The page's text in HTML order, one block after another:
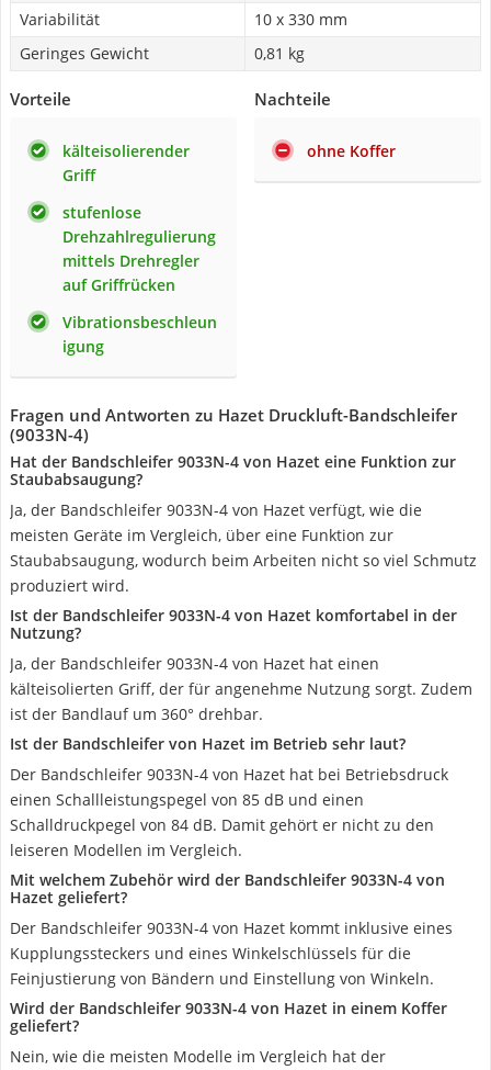
Variabilität
10 x 330 mm
Geringes Gewicht
0,81 kg
Vorteile
kälteisolierender
Griff
stufenlose
Drehzahlregulierung
mittels Drehregler
auf Griffrücken
Vibrationsbeschleun
igung
Nachteile
ohne Koffer
Fragen und Antworten zu Hazet Druckluft-Bandschleifer
(9033N-4)
Hat der Bandschleifer 9033N-4 von Hazet eine Funktion zur
Staubabsaugung?
Ja, der Bandschleifer 9033N-4 von Hazet verfügt, wie die
meisten Geräte im Vergleich, über eine Funktion zur
Staubabsaugung, wodurch beim Arbeiten nicht so viel Schmutz
produziert wird.
Ist der Bandschleifer 9033N-4 von Hazet komfortabel in der
Nutzung?
Ja, der Bandschleifer 9033N-4 von Hazet hat einen
kälteisolierten Griff, der für angenehme Nutzung sorgt. Zudem
ist der Bandlauf um 360° drehbar.
Ist der Bandschleifer von Hazet im Betrieb sehr laut?
Der Bandschleifer 9033N-4 von Hazet hat bei Betriebsdruck
einen Schallleistungspegel von 85 dB und einen
Schalldruckpegel von 84 dB. Damit gehört er nicht zu den
leiseren Modellen im Vergleich.
Mit welchem Zubehör wird der Bandschleifer 9033N-4 von
Hazet geliefert?
Der Bandschleifer 9033N-4 von Hazet kommt inklusive eines
Kupplungssteckers und eines Winkelschlüssels für die
Feinjustierung von Bändern und Einstellung von Winkeln.
Wird der Bandschleifer 9033N-4 von Hazet in einem Koffer
geliefert?
Nein, wie die meisten Modelle im Vergleich hat der